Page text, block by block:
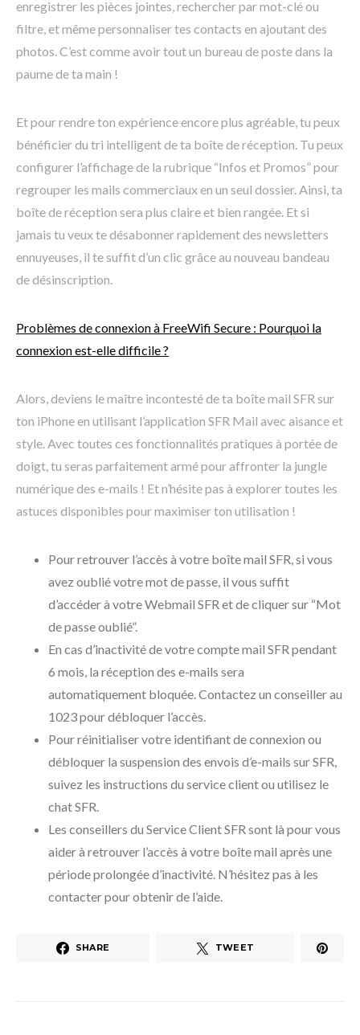
enregistrer les pièces jointes, rechercher par mot-clé ou
filtre, et même personnaliser tes contacts en ajoutant des
photos. C’est comme avoir tout un bureau de poste dans la
paume de ta main !
Et pour rendre ton expérience encore plus agréable, tu peux
bénéficier du tri intelligent de ta boîte de réception. Tu peux
configurer l’affichage de la rubrique “Infos et Promos” pour
regrouper les mails commerciaux en un seul dossier. Ainsi, ta
boîte de réception sera plus claire et bien rangée. Et si
jamais tu veux te désabonner rapidement des newsletters
ennuyeuses, il te suffit d’un clic grâce au nouveau bandeau
de désinscription.
Problèmes de connexion à FreeWifi Secure : Pourquoi la
connexion est-elle difficile ?
Alors, deviens le maître incontesté de ta boîte mail SFR sur
ton iPhone en utilisant l’application SFR Mail avec aisance et
style. Avec toutes ces fonctionnalités pratiques à portée de
doigt, tu seras parfaitement armé pour affronter la jungle
numérique des e-mails ! Et n’hésite pas à explorer toutes les
astuces disponibles pour maximiser ton utilisation !
Pour retrouver l’accès à votre boîte mail SFR, si vous
avez oublié votre mot de passe, il vous suffit
d’accéder à votre Webmail SFR et de cliquer sur “Mot
de passe oublié”.
En cas d’inactivité de votre compte mail SFR pendant
6 mois, la réception des e-mails sera
automatiquement bloquée. Contactez un conseiller au
1023 pour débloquer l’accès.
Pour réinitialiser votre identifiant de connexion ou
débloquer la suspension des envois d’e-mails sur SFR,
suivez les instructions du service client ou utilisez le
chat SFR.
Les conseillers du Service Client SFR sont là pour vous
aider à retrouver l’accès à votre boîte mail après une
période prolongée d’inactivité. N’hésitez pas à les
contacter pour obtenir de l’aide.
SHARE TWEET